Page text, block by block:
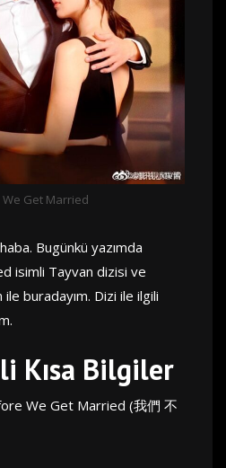
Get Married
Bugünkü yazımda
isimli Tayvan dizisi ve
buradayım. Dizi ile ilgili
Kısa Bilgiler
We Get Married (我們 不